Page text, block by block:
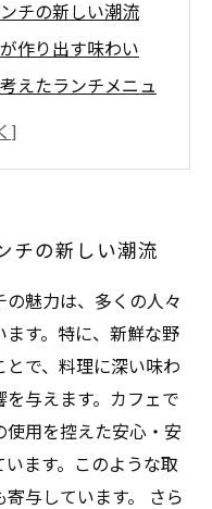
チの新しい潮流
作り出す味わい
えたランチメニュ
チの新しい潮流
魅力は、多くの人々
す。特に、新鮮な野
で、料理に深い味わ
与えます。カフェで
使用を控えた安心・安
ます。このような取
与しています。 さら